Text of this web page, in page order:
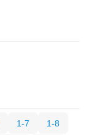
1-7 1-8